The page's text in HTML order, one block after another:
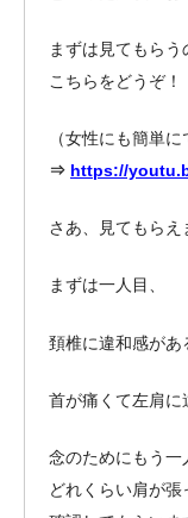
まずは見てもら
こちらをどうぞ！
（女性にも簡単
⇒ https://
さあ、見てもらえ
まずは一人目、
頚椎に違和感があ
首が痛くて左肩に
念のためにもう一
どれくらい肩が張